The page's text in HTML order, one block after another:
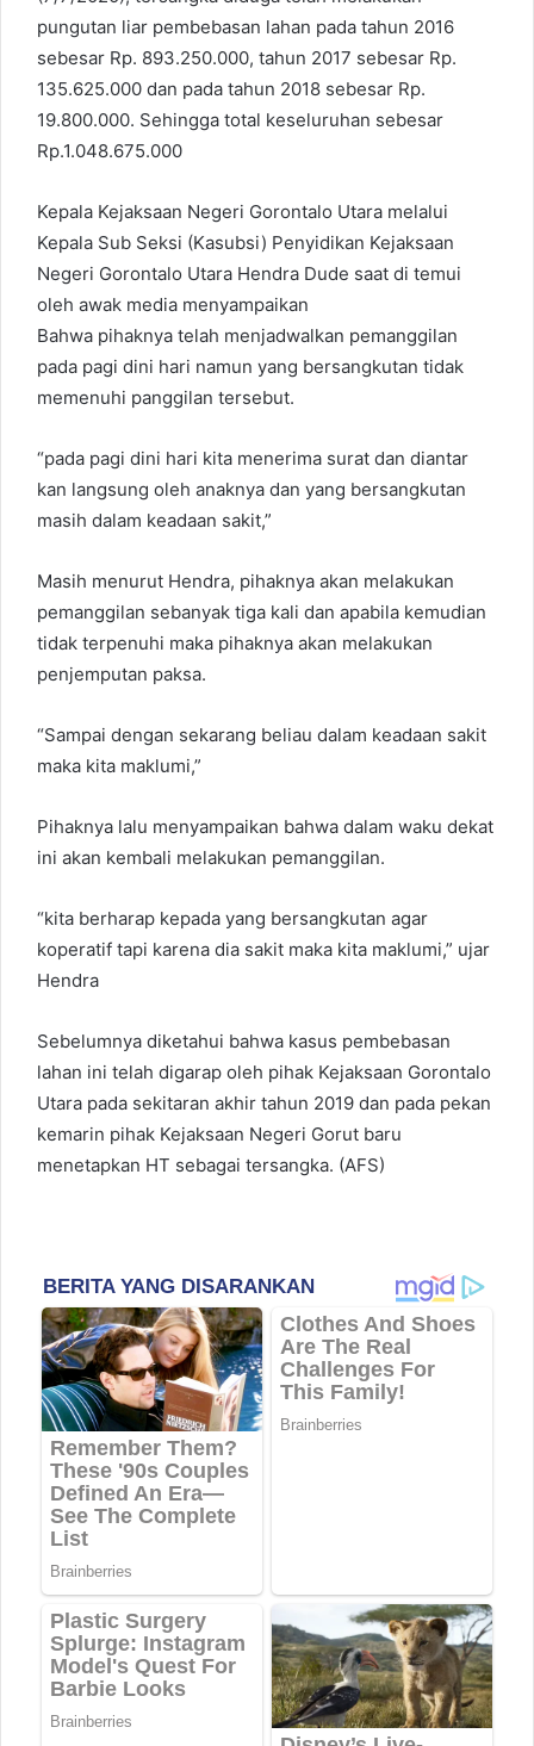
pungutan liar pembebasan lahan pada tahun 2016
sebesar Rp. 893.250.000, tahun 2017 sebesar Rp.
135.625.000 dan pada tahun 2018 sebesar Rp.
19.800.000. Sehingga total keseluruhan sebesar
Rp.1.048.675.000
Kepala Kejaksaan Negeri Gorontalo Utara melalui
Kepala Sub Seksi (Kasubsi) Penyidikan Kejaksaan
Negeri Gorontalo Utara Hendra Dude saat di temui
oleh awak media menyampaikan
Bahwa pihaknya telah menjadwalkan pemanggilan
pada pagi dini hari namun yang bersangkutan tidak
memenuhi panggilan tersebut.
“pada pagi dini hari kita menerima surat dan diantar
kan langsung oleh anaknya dan yang bersangkutan
masih dalam keadaan sakit,”
Masih menurut Hendra, pihaknya akan melakukan
pemanggilan sebanyak tiga kali dan apabila kemudian
tidak terpenuhi maka pihaknya akan melakukan
penjemputan paksa.
“Sampai dengan sekarang beliau dalam keadaan sakit
maka kita maklumi,”
Pihaknya lalu menyampaikan bahwa dalam waku dekat
ini akan kembali melakukan pemanggilan.
“kita berharap kepada yang bersangkutan agar
koperatif tapi karena dia sakit maka kita maklumi,” ujar
Hendra
Sebelumnya diketahui bahwa kasus pembebasan
lahan ini telah digarap oleh pihak Kejaksaan Gorontalo
Utara pada sekitaran akhir tahun 2019 dan pada pekan
kemarin pihak Kejaksaan Negeri Gorut baru
menetapkan HT sebagai tersangka. (AFS)